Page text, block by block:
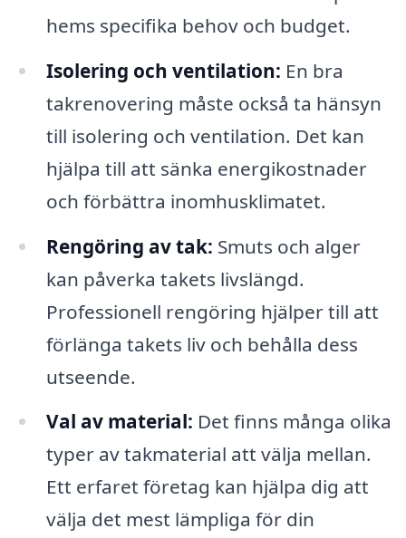
hems specifika behov och budget.
Isolering och ventilation: En bra
takrenovering måste också ta hänsyn
till isolering och ventilation. Det kan
hjälpa till att sänka energikostnader
och förbättra inomhusklimatet.
Rengöring av tak: Smuts och alger
kan påverka takets livslängd.
Professionell rengöring hjälper till att
förlänga takets liv och behålla dess
utseende.
Val av material: Det finns många olika
typer av takmaterial att välja mellan.
Ett erfaret företag kan hjälpa dig att
välja det mest lämpliga för din